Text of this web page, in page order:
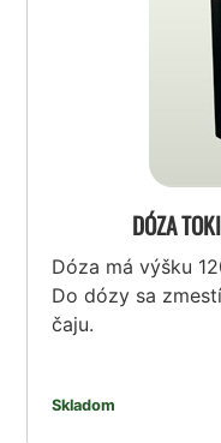
DÓZA
Dóza má výšku
Do dózy sa
čaju.
Skladom